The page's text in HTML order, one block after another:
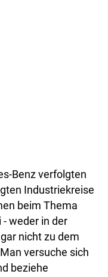
Benz verfolgten
Industriekreise
beim Thema
- weder in der
nicht zu dem
versuche sich
beziehe